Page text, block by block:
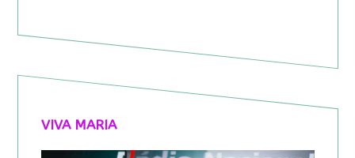
VIVA MARIA